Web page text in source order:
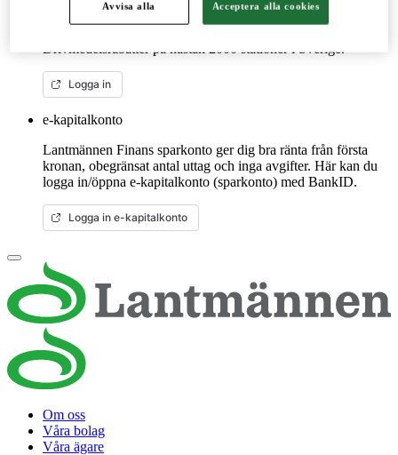
Lantmännenkortet är för dig som är verksam inom de gröna
Drivmedelsrabatter på nästan 2000 stationer i Sverige.
Logga in
e-kapitalkonto
Lantmännen Finans sparkonto ger dig bra ränta från första
kronan, obegränsat antal uttag och inga avgifter. Här kan du
logga in/öppna e-kapitalkonto (sparkonto) med BankID.
Logga in e-kapitalkonto
Om oss
Våra bolag
Våra ägare
Avvisa alla Acceptera alla cookies